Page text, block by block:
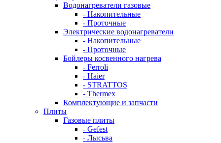
Водонагреватели газовые
- Накопительные
- Проточные
Электрические водонагреватели
- Накопительные
- Проточные
Бойлеры косвенного нагрева
- Ferroli
- Haier
- STRATTOS
- Thermex
Комплектующие и запчасти
Плиты
Газовые плиты
- Gefest
- Лысьва